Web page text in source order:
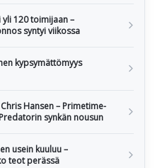
120 toimijaan –
syntyi viikossa
kypsymättömyys
Hansen – Primetime-
synkän nousun
usein kuuluu –
teot perässä